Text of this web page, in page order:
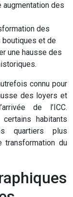
augmentation des
des
boutiques et de
une hausse des
connu pour
des loyers et
de l’ICC.
habitants
quartiers plus
transformation du